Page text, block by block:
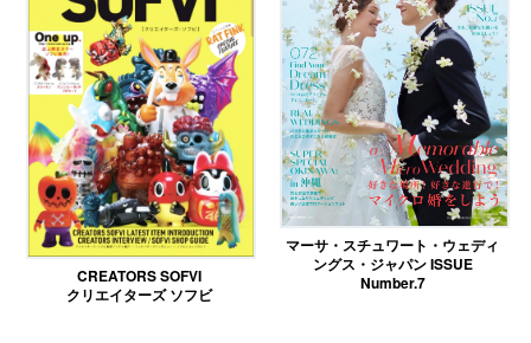
CREATORS SOFVI
クリエイターズ ソフビ
マーサ・スチュワート・ウェディ
ングス・ジャパン ISSUE
Number.7